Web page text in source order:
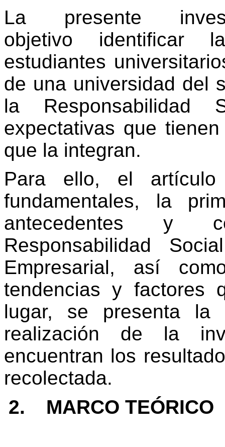
La presente
objetivo identificar
estudiantes
de una universidad del
la Responsabilidad
expectativas que
que la integran.
Para ello, el
fundamentales, la
antecedentes y
Responsabilidad
Empresarial, así
tendencias y
lugar, se presenta la
realización de la
encuentran los
recolectada.
2.
MARCO TEÓRICO